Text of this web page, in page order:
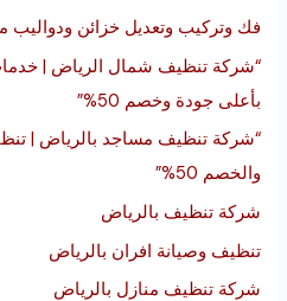
فك وتركيب وتعديل خزائن ودواليب
“شركة تنظيف شمال الرياض |
بأعلى جودة وخصم 50%”
“شركة تنظيف مساجد بالرياض |
والخصم 50%”
شركة تنظيف بالرياض
تنظيف وصيانة افران بالرياض
شركة تنظيف منازل بالرياض